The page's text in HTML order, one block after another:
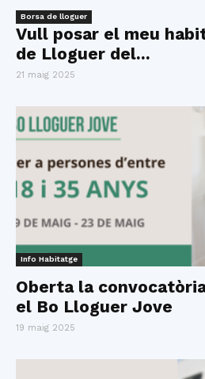
Borsa de lloguer
Vull posar el meu
de Lloguer del...
21 maig 2025
Info Habitatge
Oberta la
el Bo Lloguer Jove
19 maig 2025